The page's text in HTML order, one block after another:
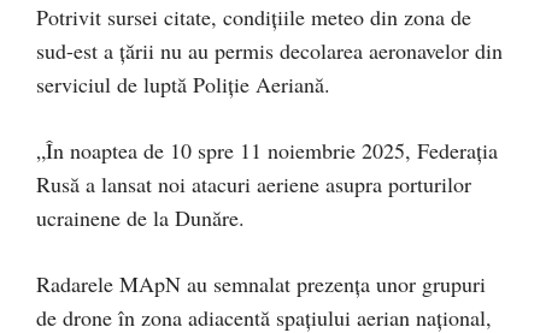
Potrivit sursei citate, condițiile meteo din zona de
sud-est a țării nu au permis decolarea aeronavelor din
serviciul de luptă Poliție Aeriană.
„În noaptea de 10 spre 11 noiembrie 2025, Federația
Rusă a lansat noi atacuri aeriene asupra porturilor
ucrainene de la Dunăre.
Radarele MApN au semnalat prezența unor grupuri
de drone în zona adiacentă spațiului aerian național,